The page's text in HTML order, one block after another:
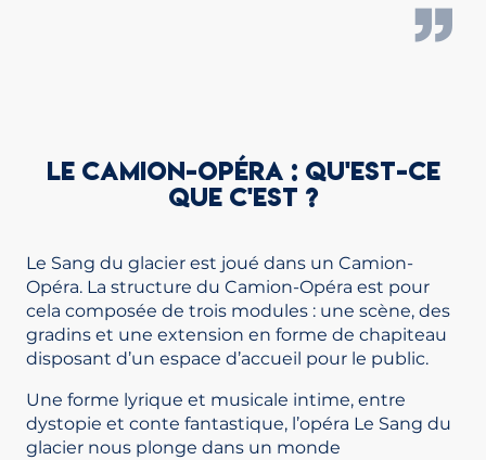
LE CAMION-OPÉRA : QU'EST-CE
QUE C'EST ?
Le Sang du glacier est joué dans un Camion-
Opéra. La structure du Camion-Opéra est pour
cela composée de trois modules : une scène, des
gradins et une extension en forme de chapiteau
disposant d’un espace d’accueil pour le public.
Une forme lyrique et musicale intime, entre
dystopie et conte fantastique, l’opéra Le Sang du
glacier nous plonge dans un monde